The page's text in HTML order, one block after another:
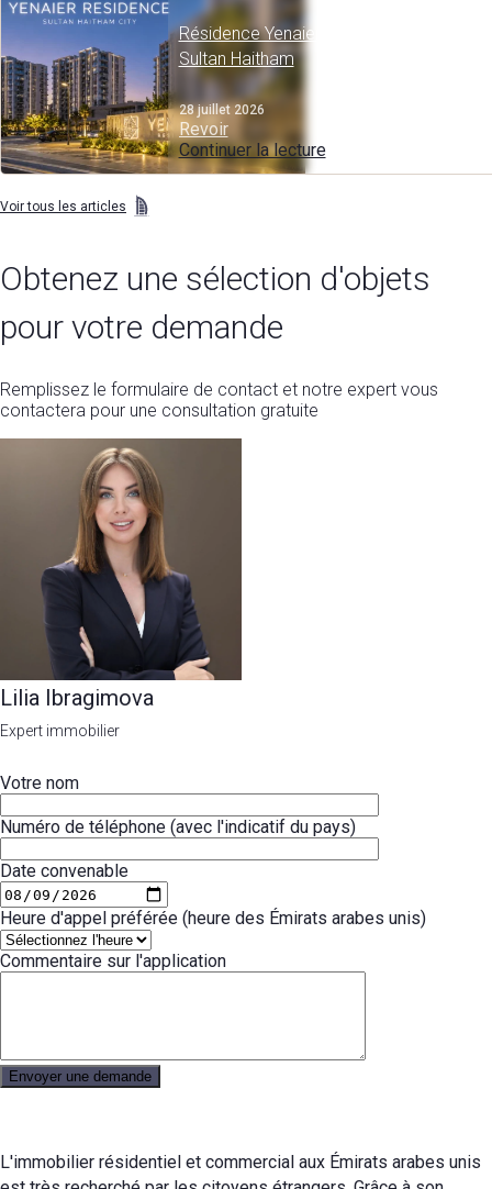
Résidence Yenaier : Appartements
Sultan Haitham
28 juillet 2026
Revoir
Continuer la lecture
Voir tous les articles
Obtenez une sélection d'objets
pour votre demande
Remplissez le formulaire de contact et notre expert vous
contactera pour une consultation gratuite
Lilia Ibragimova
Expert immobilier
Votre nom
Numéro de téléphone (avec l'indicatif du pays)
Date convenable
Heure d'appel préférée (heure des Émirats arabes unis)
Commentaire sur l'application
L'immobilier résidentiel et commercial aux Émirats arabes unis